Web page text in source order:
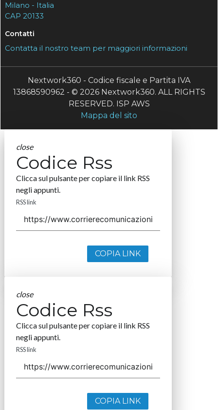
Milano - Italia
CAP 20133
Contatti
Contatta il nostro team per maggiori informazioni
Nextwork360 - Codice fiscale e Partita IVA
13868590962 - © 2026 Nextwork360. ALL RIGHTS
RESERVED. ISP AWS
Mappa del sito
close
Codice Rss
Clicca sul pulsante per copiare il link RSS
negli appunti.
RSS link
COPIA LINK
close
Codice Rss
Clicca sul pulsante per copiare il link RSS
negli appunti.
RSS link
COPIA LINK